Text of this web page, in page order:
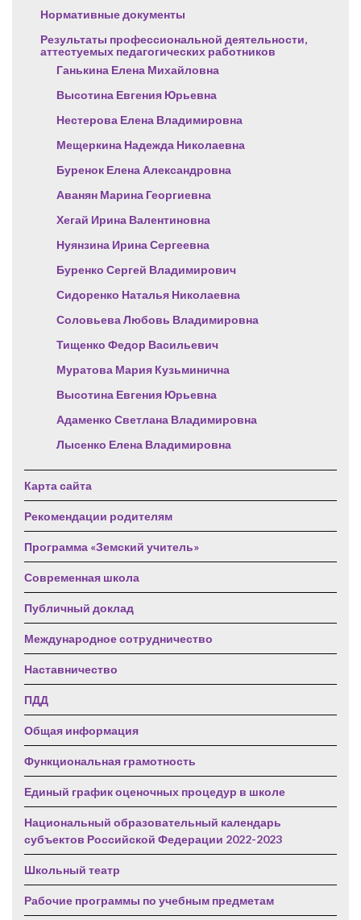
Нормативные документы
Результаты профессиональной деятельности,
аттестуемых педагогических работников
Ганькина Елена Михайловна
Высотина Евгения Юрьевна
Нестерова Елена Владимировна
Мещеркина Надежда Николаевна
Буренок Елена Александровна
Аванян Марина Георгиевна
Хегай Ирина Валентиновна
Нуянзина Ирина Сергеевна
Буренко Сергей Владимирович
Сидоренко Наталья Николаевна
Соловьева Любовь Владимировна
Тищенко Федор Васильевич
Муратова Мария Кузьминична
Высотина Евгения Юрьевна
Адаменко Светлана Владимировна
Лысенко Елена Владимировна
Карта сайта
Рекомендации родителям
Программа «Земский учитель»
Современная школа
Публичный доклад
Международное сотрудничество
Наставничество
ПДД
Общая информация
Функциональная грамотность
Единый график оценочных процедур в школе
Национальный образовательный календарь
субъектов Российской Федерации 2022-2023
Школьный театр
Рабочие программы по учебным предметам